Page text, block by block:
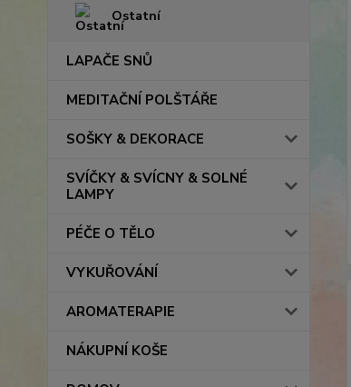
Ostatní
LAPAČE SNŮ
MEDITAČNÍ POLŠTÁŘE
SOŠKY & DEKORACE
SVÍČKY & SVÍCNY & SOLNÉ
LAMPY
PÉČE O TĚLO
VYKUŘOVÁNÍ
AROMATERAPIE
NÁKUPNÍ KOŠE